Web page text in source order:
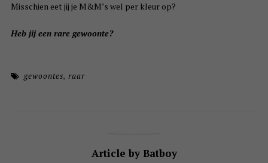
Misschien eet jij je M&M’s wel per kleur op?
Heb jij een rare gewoonte?
gewoontes,raar
Article by Batboy